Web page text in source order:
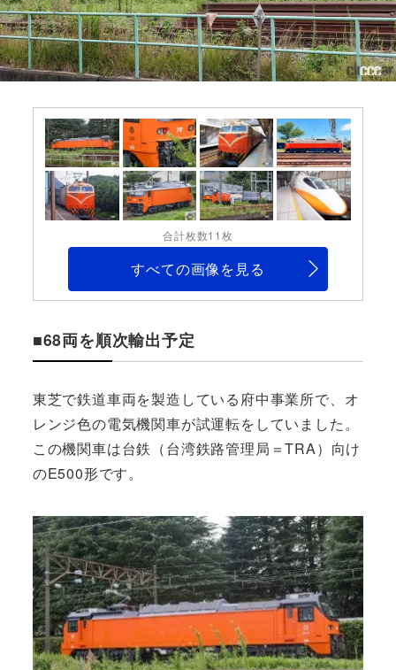
合計枚数11枚
すべての画像を見る
■68両を順次輸出予定
東芝で鉄道車両を製造している府中事業所で、オ
レンジ色の電気機関車が試運転をしていました。
この機関車は台鉄（台湾鉄路管理局＝TRA）向け
のE500形です。